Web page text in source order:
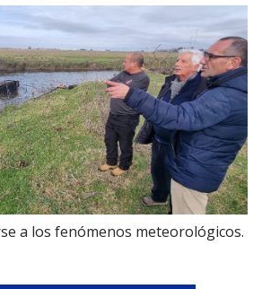
a los fenómenos meteorológicos.